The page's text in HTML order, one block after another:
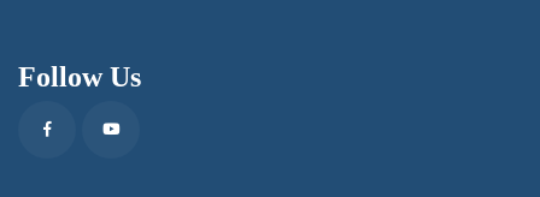
Follow Us
FacebookYoutube